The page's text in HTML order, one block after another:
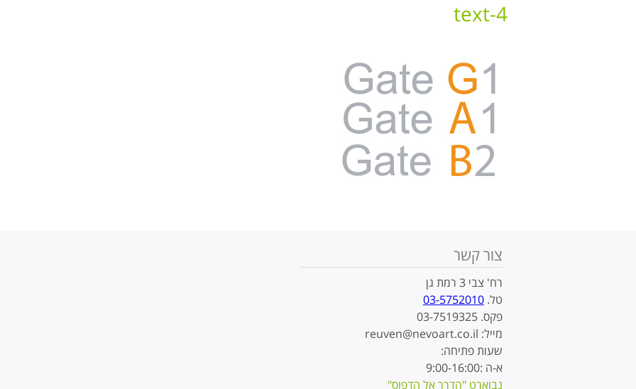
text-4
צור קשר
רח' צבי 3 רמת גן
טל.03-5752010
פקס. 03-7519325
מייל: reuven@nevoart.co.il
שעות פתיחה:
א-ה :9:00-16:00
נבוארט "הדרך אל הדפוס"